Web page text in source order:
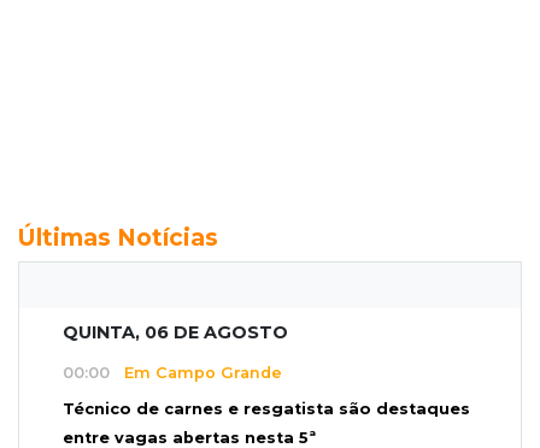
Últimas Notícias
QUINTA, 06 DE AGOSTO
00:00 Em Campo Grande
Técnico de carnes e resgatista são destaques
entre vagas abertas nesta 5ª